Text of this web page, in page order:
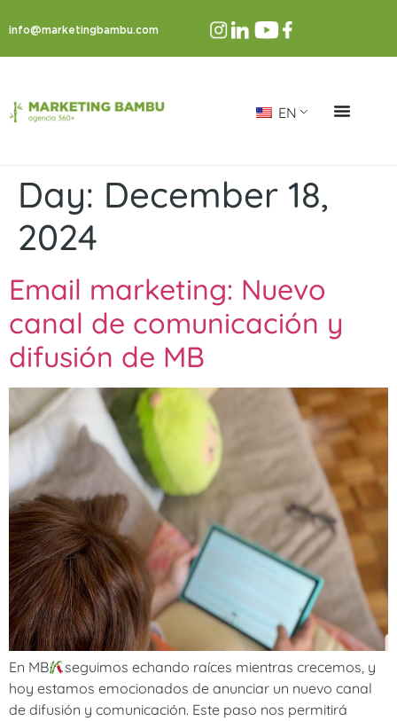
info@marketingbambu.com
EN
Day: December 18,
2024
Email marketing: Nuevo
canal de comunicación y
difusión de MB
En MB
seguimos echando raíces mientras crecemos, y
hoy estamos emocionados de anunciar un nuevo canal
de difusión y comunicación. Este paso nos permitirá